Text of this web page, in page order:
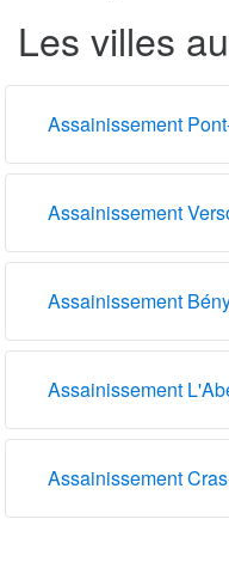
Les villes
Assainissement
Assainissement
Assainissement
Assainissement
Assainissement